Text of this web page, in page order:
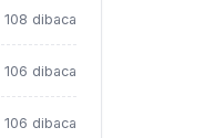
108 dibaca
106 dibaca
106 dibaca